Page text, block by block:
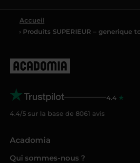
Accueil
› Produits SUPERIEUR – generique
4.4
4.4/5 sur la base de 8061 avis
Acadomia
Qui sommes-nous ?